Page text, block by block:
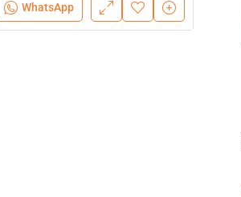
WhatsApp
A partir de:$525,990